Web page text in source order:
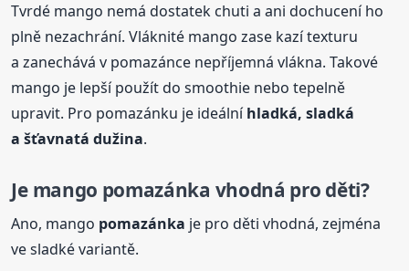
Tvrdé mango nemá dostatek chuti a ani dochucení ho
plně nezachrání. Vláknité mango zase kazí texturu
a zanechává v pomazánce nepříjemná vlákna. Takové
mango je lepší použít do smoothie nebo tepelně
upravit. Pro pomazánku je ideálníhladká, sladká
a šťavnatá dužina.
Je mango pomazánka vhodná pro děti?
Ano, mango pomazánka je pro děti vhodná, zejména
ve sladké variantě.